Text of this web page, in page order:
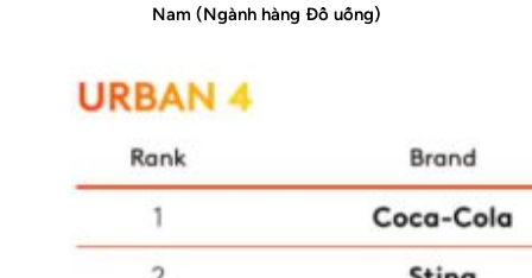
Nam (Ngành hàng Đồ uống)